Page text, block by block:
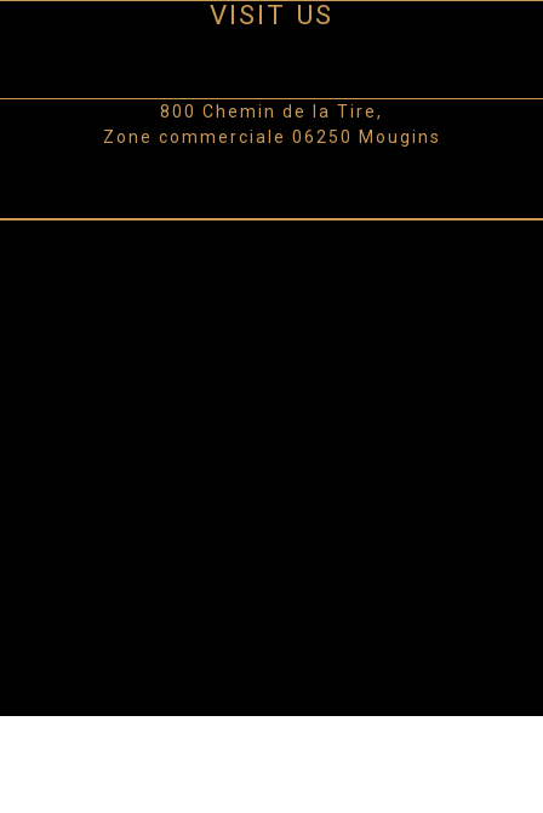
VISIT US
800 Chemin de la Tire,
Zone commerciale 06250 Mougins